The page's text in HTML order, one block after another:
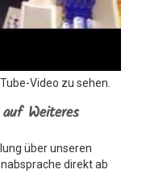
Video zu sehen.
Weiteres
über unseren
direkt ab